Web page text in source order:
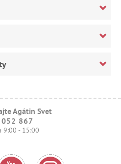
Agátin Svet
867
9:00 - 15:00